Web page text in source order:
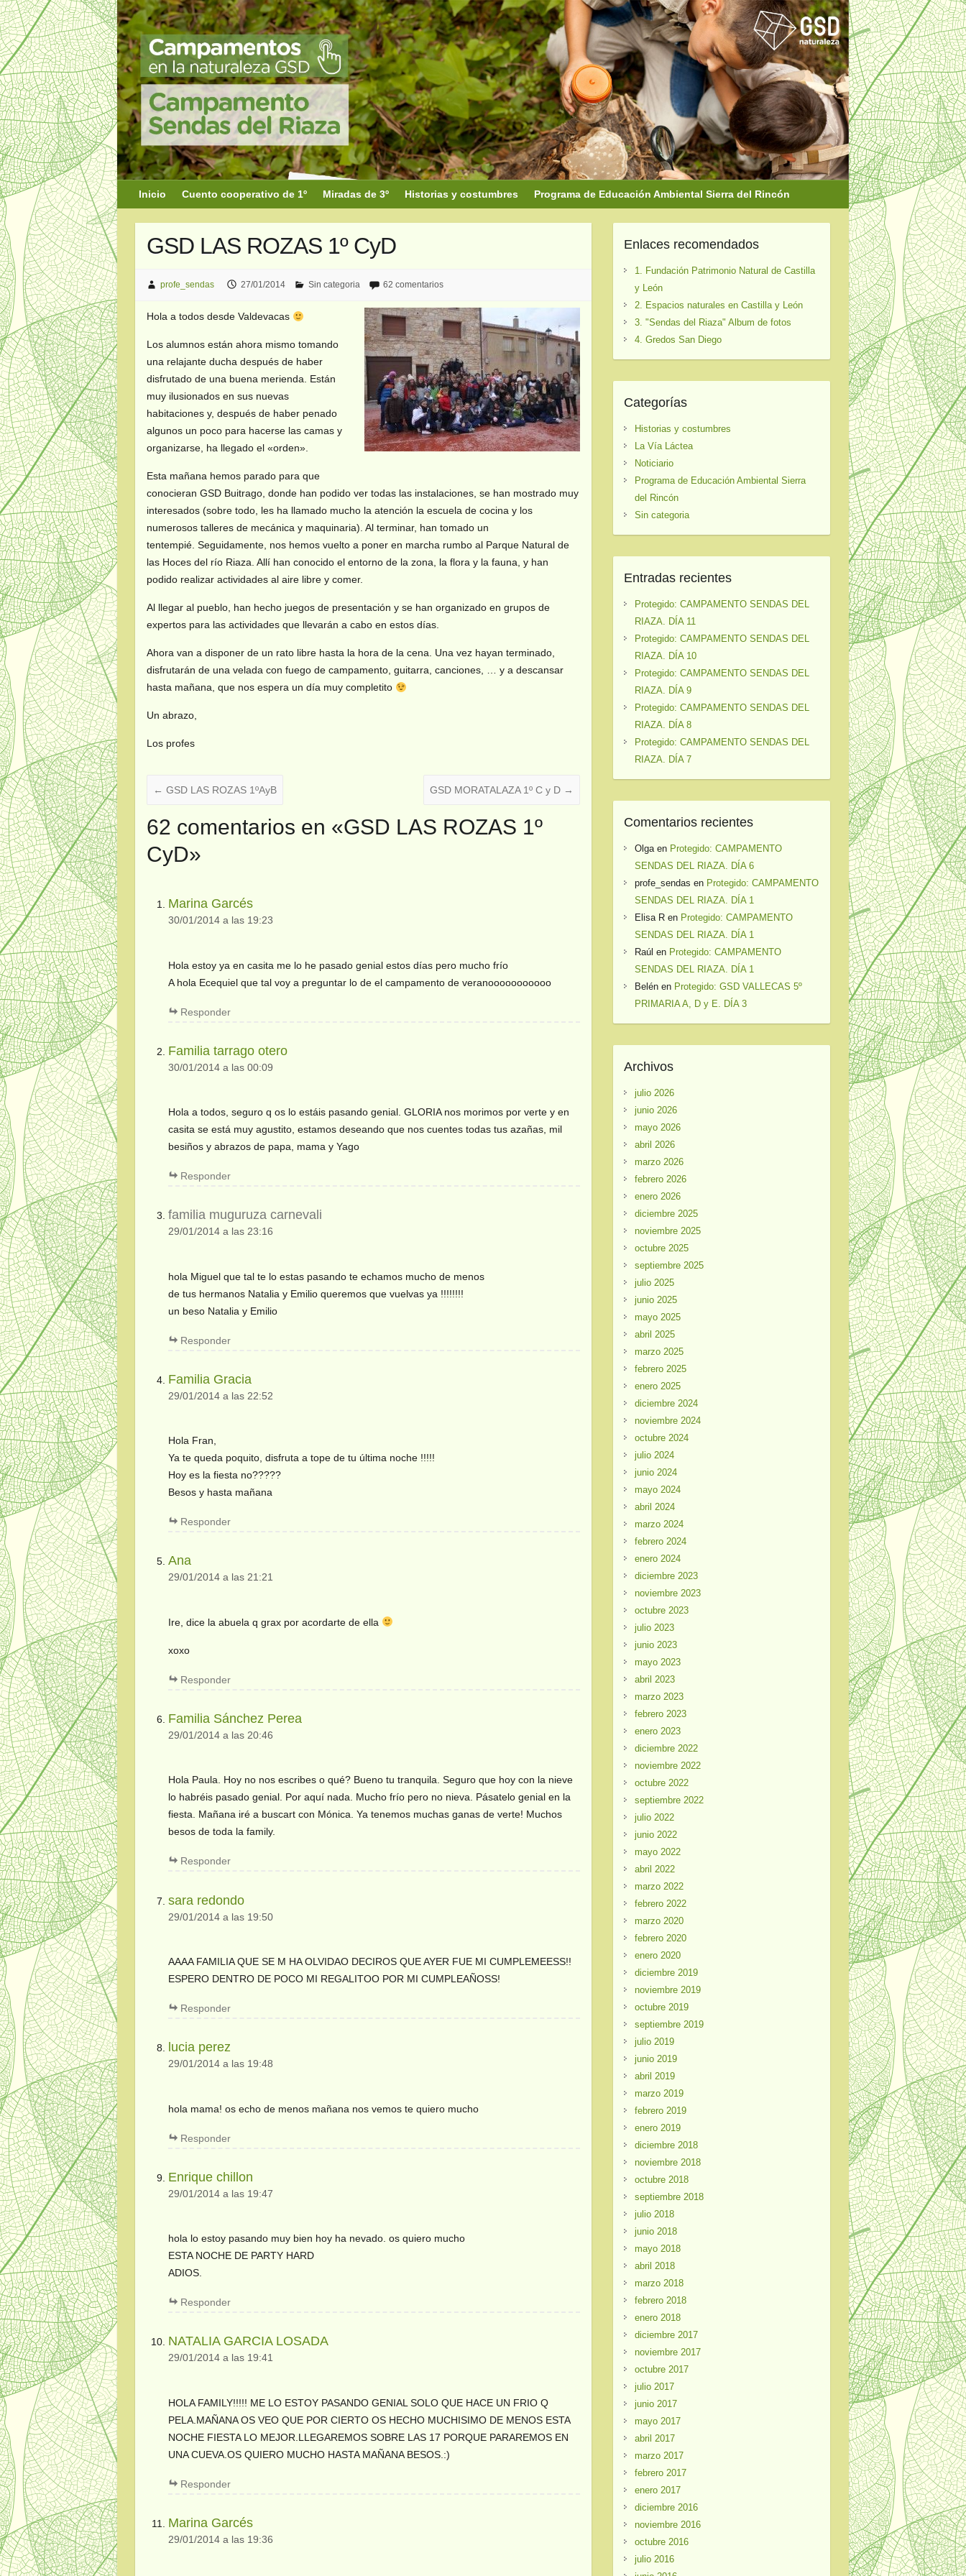
Saltar
al
contenido
Inicio Cuento cooperativo de 1º Miradas de 3º Historias y costumbres Programa de Educación Ambiental Sierra del Rincón
GSD LAS ROZAS 1º CyD
profe_sendas 27/01/2014 Sin categoria 62 comentarios
Hola a todos desde Valdevacas
Los alumnos están ahora mismo tomando
una relajante ducha después de haber
disfrutado de una buena merienda. Están
muy ilusionados en sus nuevas
habitaciones y, después de haber penado
algunos un poco para hacerse las camas y
organizarse, ha llegado el «orden».
Esta mañana hemos parado para que
conocieran GSD Buitrago, donde han podido ver todas las instalaciones, se han mostrado muy
interesados (sobre todo, les ha llamado mucho la atención la escuela de cocina y los
numerosos talleres de mecánica y maquinaria). Al terminar, han tomado un
tentempié. Seguidamente, nos hemos vuelto a poner en marcha rumbo al Parque Natural de
las Hoces del río Riaza. Allí han conocido el entorno de la zona, la flora y la fauna, y han
podido realizar actividades al aire libre y comer.
Al llegar al pueblo, han hecho juegos de presentación y se han organizado en grupos de
expertos para las actividades que llevarán a cabo en estos días.
Ahora van a disponer de un rato libre hasta la hora de la cena. Una vez hayan terminado,
disfrutarán de una velada con fuego de campamento, guitarra, canciones, … y a descansar
hasta mañana, que nos espera un día muy completito
Un abrazo,
Los profes
← GSD LAS ROZAS 1ºAyB GSD MORATALAZA 1º C y D →
62 comentarios en «GSD LAS ROZAS 1º
CyD»
Marina Garcés
30/01/2014 a las 19:23
Hola estoy ya en casita me lo he pasado genial estos días pero mucho frío
A hola Ecequiel que tal voy a preguntar lo de el campamento de veranooooooooooo
Responder
Familia tarrago otero
30/01/2014 a las 00:09
Hola a todos, seguro q os lo estáis pasando genial. GLORIA nos morimos por verte y en
casita se está muy agustito, estamos deseando que nos cuentes todas tus azañas, mil
besiños y abrazos de papa, mama y Yago
Responder
familia muguruza carnevali
29/01/2014 a las 23:16
hola Miguel que tal te lo estas pasando te echamos mucho de menos
de tus hermanos Natalia y Emilio queremos que vuelvas ya !!!!!!!!
un beso Natalia y Emilio
Responder
Familia Gracia
29/01/2014 a las 22:52
Hola Fran,
Ya te queda poquito, disfruta a tope de tu última noche !!!!!
Hoy es la fiesta no?????
Besos y hasta mañana
Responder
Ana
29/01/2014 a las 21:21
Ire, dice la abuela q grax por acordarte de ella
xoxo
Responder
Familia Sánchez Perea
29/01/2014 a las 20:46
Hola Paula. Hoy no nos escribes o qué? Bueno tu tranquila. Seguro que hoy con la nieve
lo habréis pasado genial. Por aquí nada. Mucho frío pero no nieva. Pásatelo genial en la
fiesta. Mañana iré a buscart con Mónica. Ya tenemos muchas ganas de verte! Muchos
besos de toda la family.
Responder
sara redondo
29/01/2014 a las 19:50
AAAA FAMILIA QUE SE M HA OLVIDAO DECIROS QUE AYER FUE MI CUMPLEMEESS!!
ESPERO DENTRO DE POCO MI REGALITOO POR MI CUMPLEAÑOSS!
Responder
lucia perez
29/01/2014 a las 19:48
hola mama! os echo de menos mañana nos vemos te quiero mucho
Responder
Enrique chillon
29/01/2014 a las 19:47
hola lo estoy pasando muy bien hoy ha nevado. os quiero mucho
ESTA NOCHE DE PARTY HARD
ADIOS.
Responder
NATALIA GARCIA LOSADA
29/01/2014 a las 19:41
HOLA FAMILY!!!!! ME LO ESTOY PASANDO GENIAL SOLO QUE HACE UN FRIO Q
PELA.MAÑANA OS VEO QUE POR CIERTO OS HECHO MUCHISIMO DE MENOS ESTA
NOCHE FIESTA LO MEJOR.LLEGAREMOS SOBRE LAS 17 PORQUE PARAREMOS EN
UNA CUEVA.OS QUIERO MUCHO HASTA MAÑANA BESOS.:)
Responder
Marina Garcés
29/01/2014 a las 19:36
Enlaces recomendados
1. Fundación Patrimonio Natural de Castilla
y León
2. Espacios naturales en Castilla y León
3. "Sendas del Riaza" Album de fotos
4. Gredos San Diego
Categorías
Historias y costumbres
La Vía Láctea
Noticiario
Programa de Educación Ambiental Sierra
del Rincón
Sin categoria
Entradas recientes
Protegido: CAMPAMENTO SENDAS DEL
RIAZA. DÍA 11
Protegido: CAMPAMENTO SENDAS DEL
RIAZA. DÍA 10
Protegido: CAMPAMENTO SENDAS DEL
RIAZA. DÍA 9
Protegido: CAMPAMENTO SENDAS DEL
RIAZA. DÍA 8
Protegido: CAMPAMENTO SENDAS DEL
RIAZA. DÍA 7
Comentarios recientes
Olgaen Protegido: CAMPAMENTO
SENDAS DEL RIAZA. DÍA 6
profe_sendas en Protegido: CAMPAMENTO
SENDAS DEL RIAZA. DÍA 1
Elisa Ren Protegido: CAMPAMENTO
SENDAS DEL RIAZA. DÍA 1
Raúl en Protegido: CAMPAMENTO
SENDAS DEL RIAZA. DÍA 1
Belénen Protegido: GSD VALLECAS 5º
PRIMARIA A, D y E. DÍA 3
Archivos
julio 2026
junio 2026
mayo 2026
abril 2026
marzo 2026
febrero 2026
enero 2026
diciembre 2025
noviembre 2025
octubre 2025
septiembre 2025
julio 2025
junio 2025
mayo 2025
abril 2025
marzo 2025
febrero 2025
enero 2025
diciembre 2024
noviembre 2024
octubre 2024
julio 2024
junio 2024
mayo 2024
abril 2024
marzo 2024
febrero 2024
enero 2024
diciembre 2023
noviembre 2023
octubre 2023
julio 2023
junio 2023
mayo 2023
abril 2023
marzo 2023
febrero 2023
enero 2023
diciembre 2022
noviembre 2022
octubre 2022
septiembre 2022
julio 2022
junio 2022
mayo 2022
abril 2022
marzo 2022
febrero 2022
marzo 2020
febrero 2020
enero 2020
diciembre 2019
noviembre 2019
octubre 2019
septiembre 2019
julio 2019
junio 2019
abril 2019
marzo 2019
febrero 2019
enero 2019
diciembre 2018
noviembre 2018
octubre 2018
septiembre 2018
julio 2018
junio 2018
mayo 2018
abril 2018
marzo 2018
febrero 2018
enero 2018
diciembre 2017
noviembre 2017
octubre 2017
julio 2017
junio 2017
mayo 2017
abril 2017
marzo 2017
febrero 2017
enero 2017
diciembre 2016
noviembre 2016
octubre 2016
julio 2016